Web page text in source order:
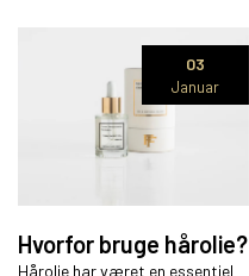
03
Januar
Hvorfor bruge hårolie?
Hårolie har været en essentiel